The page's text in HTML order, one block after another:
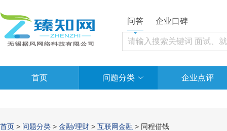
问答 企业口碑
首页 问题分类 企业点评
首页 > 问题分类 > 金融/理财 > 互联网金融 > 同程借钱